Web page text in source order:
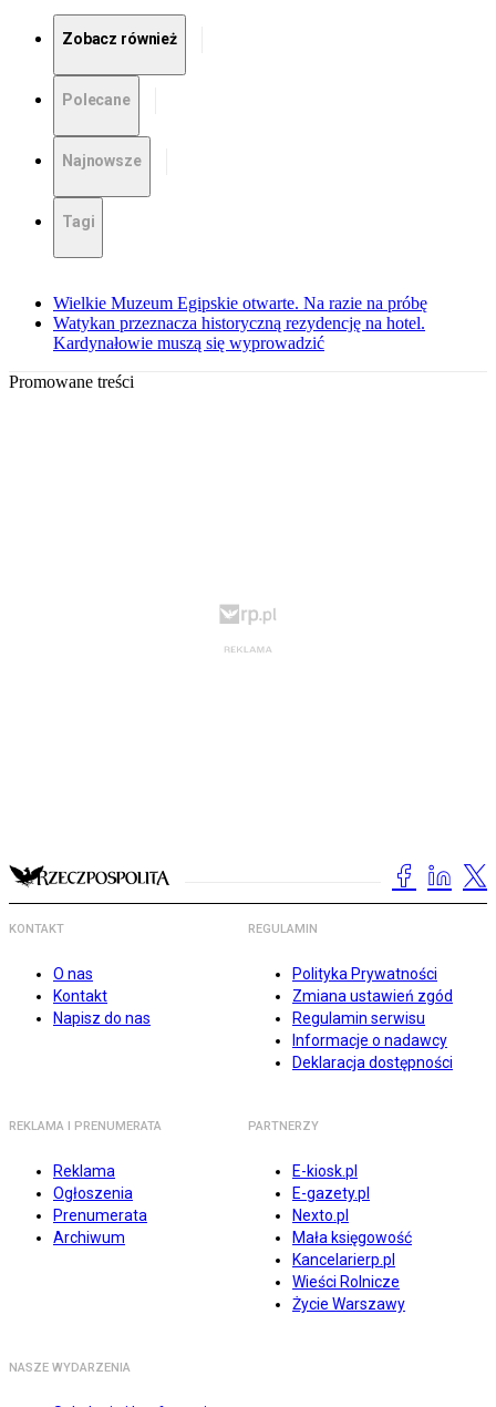
Zobacz również
Polecane
Najnowsze
Tagi
Wielkie Muzeum Egipskie otwarte. Na razie na próbę
Watykan przeznacza historyczną rezydencję na hotel.
Kardynałowie muszą się wyprowadzić
Promowane treści
KONTAKT
O nas
Kontakt
Napisz do nas
REGULAMIN
Polityka Prywatności
Zmiana ustawień zgód
Regulamin serwisu
Informacje o nadawcy
Deklaracja dostępności
REKLAMA I PRENUMERATA
Reklama
Ogłoszenia
Prenumerata
Archiwum
PARTNERZY
E-kiosk.pl
E-gazety.pl
Nexto.pl
Mała księgowość
Kancelarierp.pl
Wieści Rolnicze
Życie Warszawy
NASZE WYDARZENIA